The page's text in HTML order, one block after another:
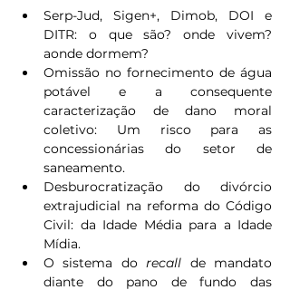
Serp-Jud, Sigen+, Dimob, DOI e
DITR: o que são? onde vivem?
aonde dormem?
Omissão no fornecimento de água
potável e a consequente
caracterização de dano moral
coletivo: Um risco para as
concessionárias do setor de
saneamento.
Desburocratização do divórcio
extrajudicial na reforma do Código
Civil: da Idade Média para a Idade
Mídia.
O sistema do recall de mandato
diante do pano de fundo das